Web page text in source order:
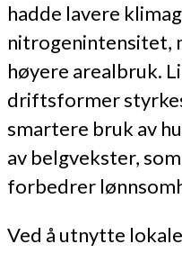
hadde lavere
nitrogenintensitet,
høyere arealbruk.
driftsformer
smartere bruk av
av belgvekster,
forbedrer
Ved å utnytte